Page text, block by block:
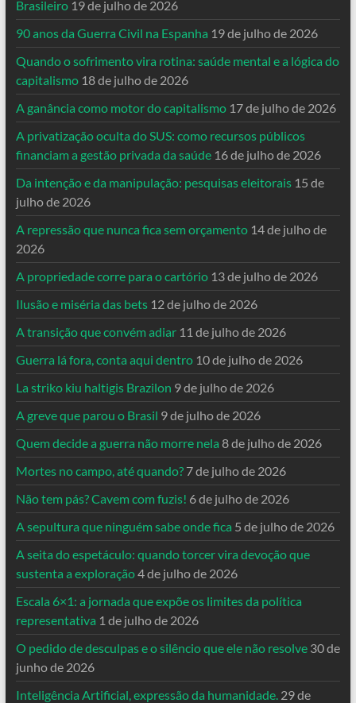
Brasileiro 19 de julho de 2026
90 anos da Guerra Civil na Espanha 19 de julho de 2026
Quando o sofrimento vira rotina: saúde mental e a lógica do
capitalismo 18 de julho de 2026
A ganância como motor do capitalismo 17 de julho de 2026
A privatização oculta do SUS: como recursos públicos
financiam a gestão privada da saúde 16 de julho de 2026
Da intenção e da manipulação: pesquisas eleitorais 15 de
julho de 2026
A repressão que nunca fica sem orçamento 14 de julho de
2026
A propriedade corre para o cartório 13 de julho de 2026
Ilusão e miséria das bets 12 de julho de 2026
A transição que convém adiar 11 de julho de 2026
Guerra lá fora, conta aqui dentro 10 de julho de 2026
La striko kiu haltigis Brazilon 9 de julho de 2026
A greve que parou o Brasil 9 de julho de 2026
Quem decide a guerra não morre nela 8 de julho de 2026
Mortes no campo, até quando? 7 de julho de 2026
Não tem pás? Cavem com fuzis! 6 de julho de 2026
A sepultura que ninguém sabe onde fica 5 de julho de 2026
A seita do espetáculo: quando torcer vira devoção que
sustenta a exploração4 de julho de 2026
Escala 6×1: a jornada que expõe os limites da política
representativa 1 de julho de 2026
O pedido de desculpas e o silêncio que ele não resolve 30 de
junho de 2026
Inteligência Artificial, expressão da humanidade. 29 de